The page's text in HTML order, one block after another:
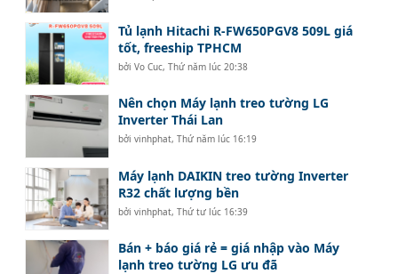
Tủ lạnh Hitachi R-FW650PGV8 509L giá
tốt, freeship TPHCM
bởiVo Cuc,Thứ năm lúc 20:38
Nên chọn Máy lạnh treo tường LG
Inverter Thái Lan
bởivinhphat,Thứ năm lúc 16:19
Máy lạnh DAIKIN treo tường Inverter
R32 chất lượng bền
bởivinhphat,Thứ tư lúc 16:39
Bán + báo giá rẻ = giá nhập vào Máy
lạnh treo tường LG ưu đã